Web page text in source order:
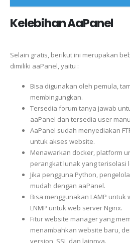
Kelebihan AaPanel
Selain gratis, berikut ini merupakan
dimiliki aaPanel, yaitu :
Bisa digunakan oleh pemula,
membingungkan.
Tersedia forum tanya jawab
aaPanel dan tersedia user
AaPanel sudah menyediakan
untuk akses website.
Menawarkan docker, platform
perangkat lunak yang terisolasi
Jika pengguna Python,
mudah dengan aaPanel.
Bisa menggunakan LAMP
LNMP untuk web server Nginx.
Fitur website manager yang
menambahkan website baru,
version, SSL dan lainnya.